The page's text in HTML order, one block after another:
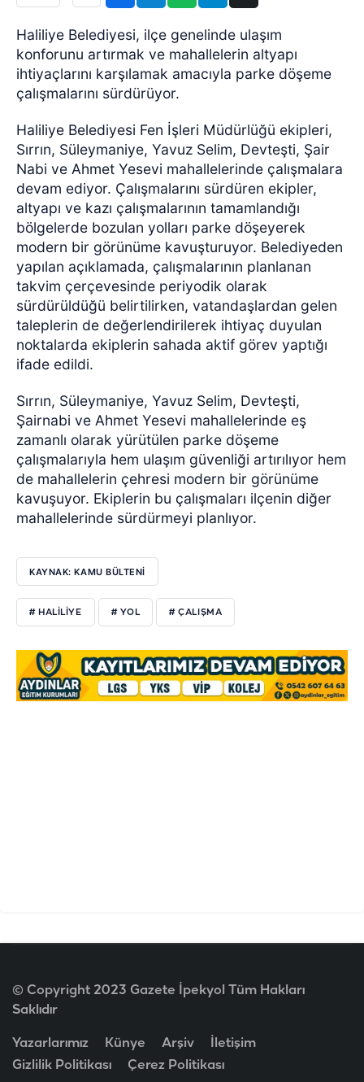
Haliliye Belediyesi, ilçe genelinde ulaşım
konforunu artırmak ve mahallelerin altyapı
ihtiyaçlarını karşılamak amacıyla parke döşeme
çalışmalarını sürdürüyor.
Haliliye Belediyesi Fen İşleri Müdürlüğü ekipleri,
Sırrın, Süleymaniye, Yavuz Selim, Devteşti, Şair
Nabi ve Ahmet Yesevi mahallelerinde çalışmalara
devam ediyor. Çalışmalarını sürdüren ekipler,
altyapı ve kazı çalışmalarının tamamlandığı
bölgelerde bozulan yolları parke döşeyerek
modern bir görünüme kavuşturuyor. Belediyeden
yapılan açıklamada, çalışmalarının planlanan
takvim çerçevesinde periyodik olarak
sürdürüldüğü belirtilirken, vatandaşlardan gelen
taleplerin de değerlendirilerek ihtiyaç duyulan
noktalarda ekiplerin sahada aktif görev yaptığı
ifade edildi.
Sırrın, Süleymaniye, Yavuz Selim, Devteşti,
Şairnabi ve Ahmet Yesevi mahallelerinde eş
zamanlı olarak yürütülen parke döşeme
çalışmalarıyla hem ulaşım güvenliği artırılıyor hem
de mahallelerin çehresi modern bir görünüme
kavuşuyor. Ekiplerin bu çalışmaları ilçenin diğer
mahallelerinde sürdürmeyi planlıyor.
KAYNAK: KAMU BÜLTENİ
# HALILIYE # YOL # ÇALIŞMA
© Copyright 2023 Gazete İpekyol Tüm Hakları
Saklıdır
Yazarlarımız Künye Arşiv
İletişim
Gizlilik Politikası
Çerez Politikası